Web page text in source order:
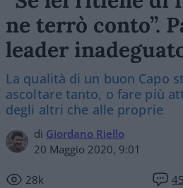
ne terrò conto”.
leader
La qualità di un buon Capo
ascoltare tanto, o fare più
degli altri che alle proprie
di Giordano Riello
20 Maggio 2020, 9:01
28k 45